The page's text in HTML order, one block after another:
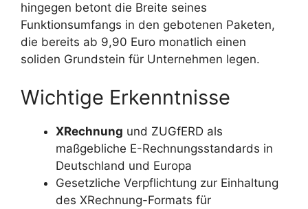
hingegen betont die Breite seines
Funktionsumfangs in den gebotenen Paketen,
die bereits ab 9,90 Euro monatlich einen
soliden Grundstein für Unternehmen legen.
Wichtige Erkenntnisse
XRechnung und ZUGfERD als
maßgebliche E-Rechnungsstandards in
Deutschland und Europa
Gesetzliche Verpflichtung zur Einhaltung
des XRechnung-Formats für